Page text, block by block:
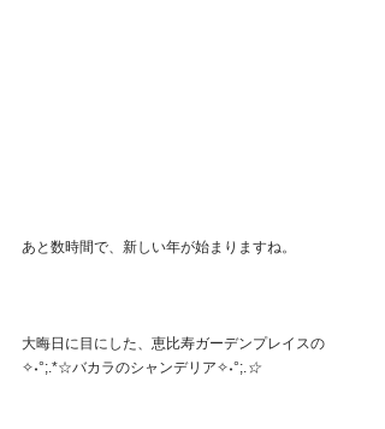
あと数時間で、新しい年が始まりますね。
大晦日に目にした、恵比寿ガーデンプレイスの
✧˖°;.*☆バカラのシャンデリア✧˖°;.☆